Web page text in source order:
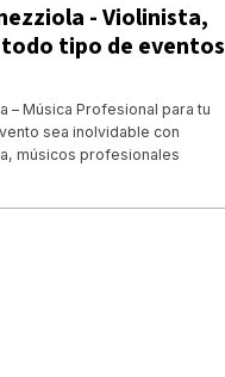
- Violinista,
tipo de eventos
– Música Profesional para tu
sea inolvidable con
músicos profesionales